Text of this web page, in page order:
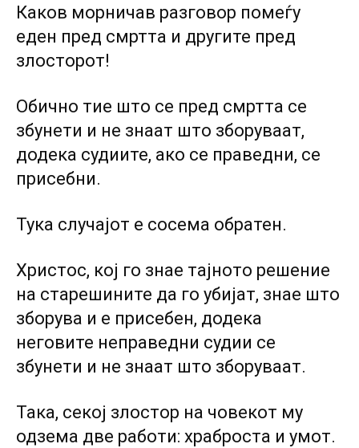
Каков морничав разговор помеѓу
еден пред смртта и другите пред
злосторот!
Обично тие што се пред смртта се
збунети и не знаат што зборуваат,
додека судиите, ако се праведни, се
присебни.
Тука случајот е сосема обратен.
Христос, кој го знае тајното решение
на старешините да го убијат, знае што
зборува и е присебен, додека
неговите неправедни судии се
збунети и не знаат што зборуваат.
Така, секој злостор на човекот му
одзема две работи: храброста и умот.